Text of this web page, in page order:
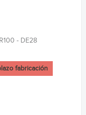
- DE28
fabricación